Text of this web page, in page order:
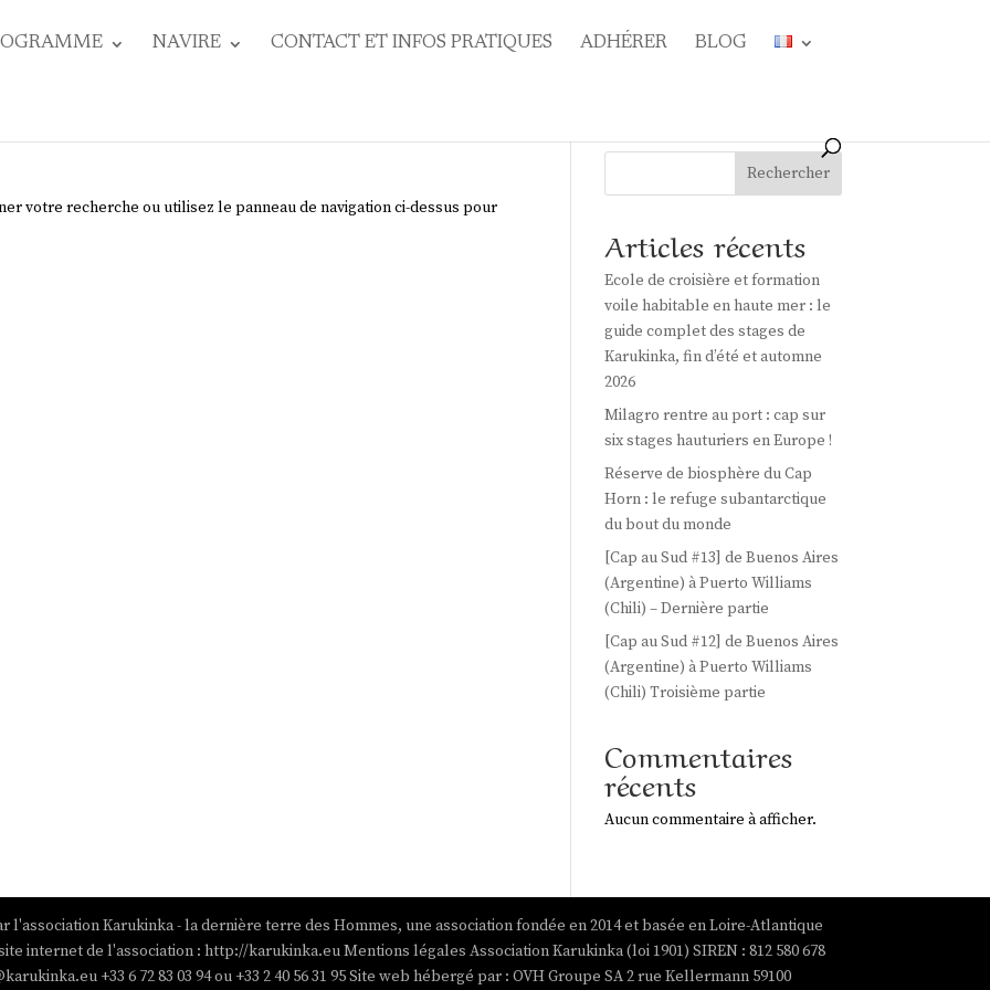
NAVIRE CONTACT ET INFOS PRATIQUES ADHÉRER BLOG
votre recherche ou utilisez le panneau de navigation ci-dessus pour
Rechercher
Articles récents
Ecole de croisière et formation
voile habitable en haute mer : le
guide complet des stages de
Karukinka, fin d’été et automne
2026
Milagro rentre au port : cap sur
six stages hauturiers en Europe !
Réserve de biosphère du Cap
Horn : le refuge subantarctique
du bout du monde
[Cap au Sud #13] de Buenos Aires
(Argentine) à Puerto Williams
(Chili) – Dernière partie
[Cap au Sud #12] de Buenos Aires
(Argentine) à Puerto Williams
(Chili) Troisième partie
Commentaires
récents
Aucun commentaire à afficher.
Karukinka - la dernière terre des Hommes, une association fondée en 2014 et basée en Loire-Atlantique
internet de l'association : http://karukinka.eu Mentions légales Association Karukinka (loi 1901) SIREN : 812 580 678
+33 6 72 83 03 94 ou +33 2 40 56 31 95 Site web hébergé par : OVH Groupe SA 2 rue Kellermann 59100